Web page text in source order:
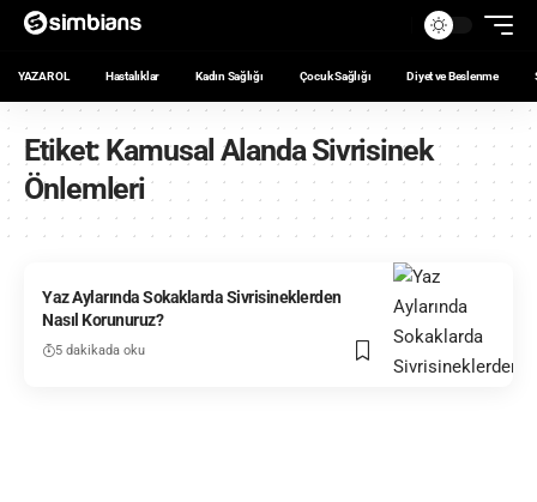
YAZAR OL Hastalıklar Kadın Sağlığı Çocuk Sağlığı Diyet ve Beslenme
Etiket: Kamusal Alanda Sivrisinek
Önlemleri
Yaz Aylarında Sokaklarda Sivrisineklerden
Nasıl Korunuruz?
5 dakikada oku